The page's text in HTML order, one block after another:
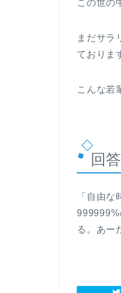
この世の
まだサラ
ておりま
こんな若
回答
「自由
999999%
る。あー